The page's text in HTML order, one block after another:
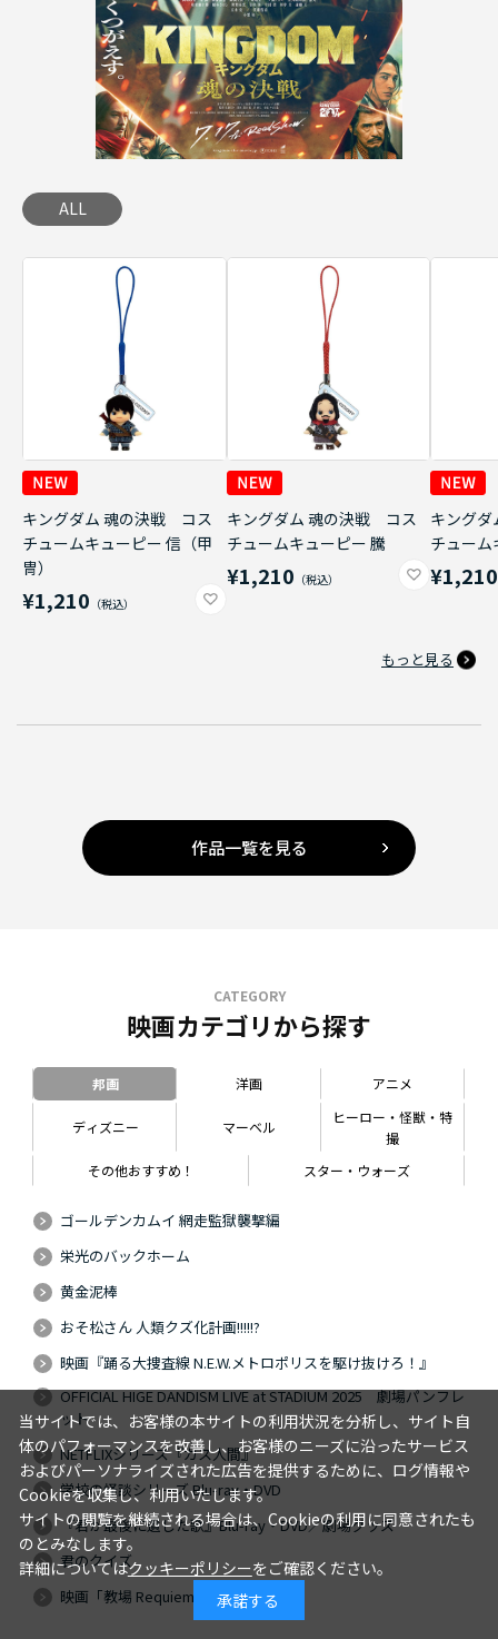
ALL
キングダム 魂の決戦 コス
チュームキューピー 信（甲
冑）
¥1,210
キングダム 魂の決戦 コス
チュームキューピー 騰
¥1,210
キング
チューム
¥1,210
もっと見る
作品一覧を見る
CATEGORY
映画カテゴリから探す
邦画 洋画 アニメ
ディズニー マーベル
ヒーロー・怪獣・特
撮
その他おすすめ！
スター・ウォーズ
ゴールデンカムイ 網走監獄襲撃編
栄光のバックホーム
黄金泥棒
おそ松さん 人類クズ化計画!!!!!?
映画『踊る大捜査線 N.E.W.メトロポリスを駆け抜けろ！』
OFFICIAL HIGE DANDISM LIVE at STADIUM 2025 劇場パンフレ
ット
NETFLIXシリーズ『ガス人間』
学校の怪談シリーズ Blu-ray・DVD
『君が最後に遺した歌』Blu-ray・DVD／劇場グッズ
君のクイズ
映画「教場 Requiem」
当サイトでは、お客様の本サイトの利用状況を分析し、サイト自
体のパフォーマンスを改善し、お客様のニーズに沿ったサービス
およびパーソナライズされた広告を提供するために、ログ情報や
Cookieを収集し、利用いたします。
サイトの閲覧を継続される場合は、Cookieの利用に同意されたも
のとみなします。
詳細についてはクッキーポリシーをご確認ください。
承諾する